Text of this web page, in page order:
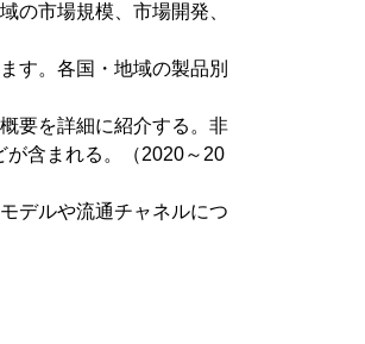
の市場規模、市場開発、
す。各国・地域の製品別
要を詳細に紹介する。非
が含まれる。（2020～20
デルや流通チャネルにつ